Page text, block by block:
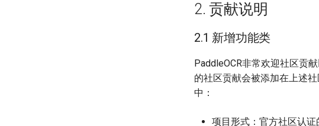
2. 贡献说明
2.1 新增功能类
PaddleOCR非常欢迎社区贡
的社区贡献会被添加在上述
中：
项目形式：官方社区认